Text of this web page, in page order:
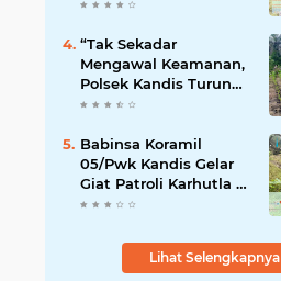
Kandis Kandis
“Tak Sekadar
Mengawal Keamanan,
Polsek Kandis Turun
ke Lahan Jagung
Pangan
Babinsa Koramil
05/Pwk Kandis Gelar
Giat Patroli Karhutla di
Wilayah Kelurahan
Lihat Selengkapnya